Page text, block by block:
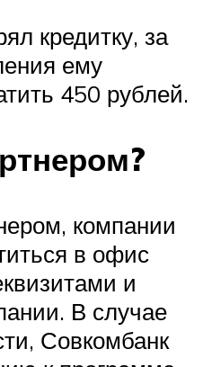
кредитку, за
ему
450 рублей.
компании
в офис
и
В случае
Совкомбанк